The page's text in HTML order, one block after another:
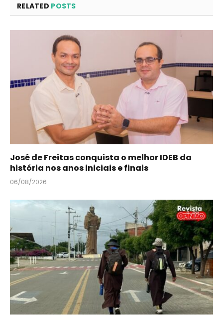
RELATED POSTS
José de Freitas conquista o melhor IDEB da
história nos anos iniciais e finais
06/08/2026